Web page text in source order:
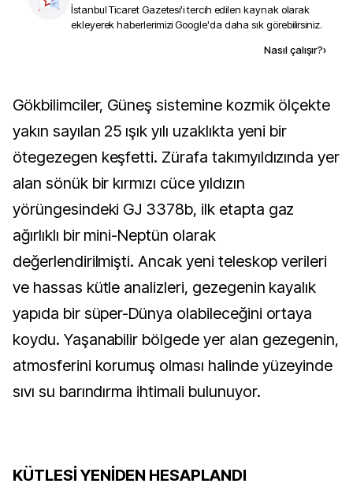
İstanbul Ticaret Gazetesi'i tercih edilen kaynak olarak
ekleyerek haberlerimizi Google'da daha sık görebilirsiniz.
Nasıl çalışır?›
Gökbilimciler, Güneş sistemine kozmik ölçekte
yakın sayılan 25 ışık yılı uzaklıkta yeni bir
ötegezegen keşfetti. Zürafa takımyıldızında yer
alan sönük bir kırmızı cüce yıldızın
yörüngesindeki GJ 3378b, ilk etapta gaz
ağırlıklı bir mini-Neptün olarak
değerlendirilmişti. Ancak yeni teleskop verileri
ve hassas kütle analizleri, gezegenin kayalık
yapıda bir süper-Dünya olabileceğini ortaya
koydu. Yaşanabilir bölgede yer alan gezegenin,
atmosferini korumuş olması halinde yüzeyinde
sıvı su barındırma ihtimali bulunuyor.
KÜTLESİ YENİDEN HESAPLANDI